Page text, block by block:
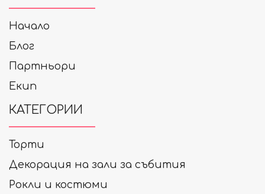
Начало
Блог
Партньори
Екип
КАТЕГОРИИ
Торти
Декорация на зали за събития
Рокли и костюми